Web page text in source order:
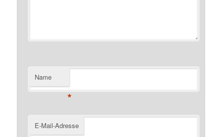
Name
*
E-Mail-Adresse